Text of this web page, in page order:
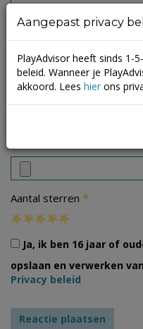
Aantal sterren *
Ja, ik ben 16 jaar of
opslaan en verwerken
Privacy beleid
Aangepast privacy
PlayAdvisor heeft sinds 1-
beleid. Wanneer je
akkoord. Lees hier ons